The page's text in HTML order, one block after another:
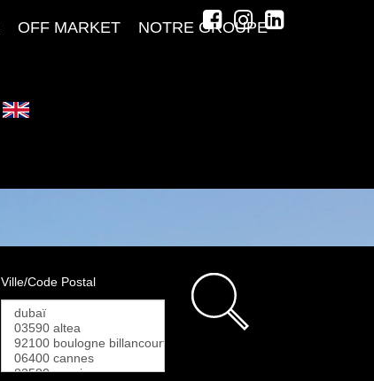
OFF MARKET NOTRE GROUPE
Ville/Code Postal